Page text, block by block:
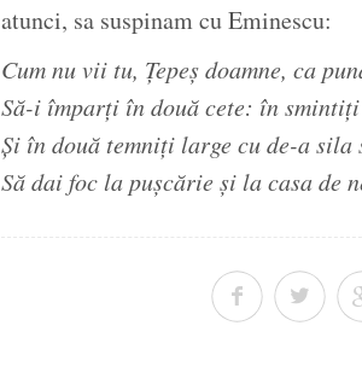
atunci, sa suspinam cu Eminescu:
Cum nu vii tu, Ţepeş doamne, ca
Să-i împarţi în două cete: în
Şi în două temniţi large cu de-a sila
Să dai foc la puşcărie şi la casa de